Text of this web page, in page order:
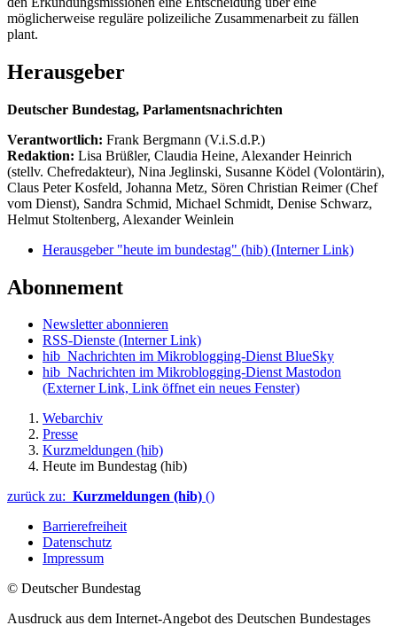
möglicherweise reguläre polizeiliche Zusammenarbeit zu fällen
plant.
Herausgeber
Deutscher Bundestag, Parlamentsnachrichten
Verantwortlich: Frank Bergmann (V.i.S.d.P.)
Redaktion: Lisa Brüßler, Claudia Heine, Alexander Heinrich
(stellv. Chefredakteur), Nina Jeglinski, Susanne Ködel (Volontärin),
Claus Peter Kosfeld, Johanna Metz, Sören Christian Reimer (Chef
vom Dienst), Sandra Schmid, Michael Schmidt, Denise Schwarz,
Helmut Stoltenberg, Alexander Weinlein
Herausgeber "heute im bundestag" (hib) (Interner Link)
Abonnement
Newsletter abonnieren
RSS-Dienste (Interner Link)
hib_Nachrichten im Mikroblogging-Dienst BlueSky
hib_Nachrichten im Mikroblogging-Dienst Mastodon
(Externer Link, Link öffnet ein neues Fenster)
Webarchiv
Presse
Kurzmeldungen (hib)
Heute im Bundestag (hib)
zurück zu: Kurzmeldungen (hib) ()
Barrierefreiheit
Datenschutz
Impressum
© Deutscher Bundestag
Ausdruck aus dem Internet-Angebot des Deutschen Bundestages